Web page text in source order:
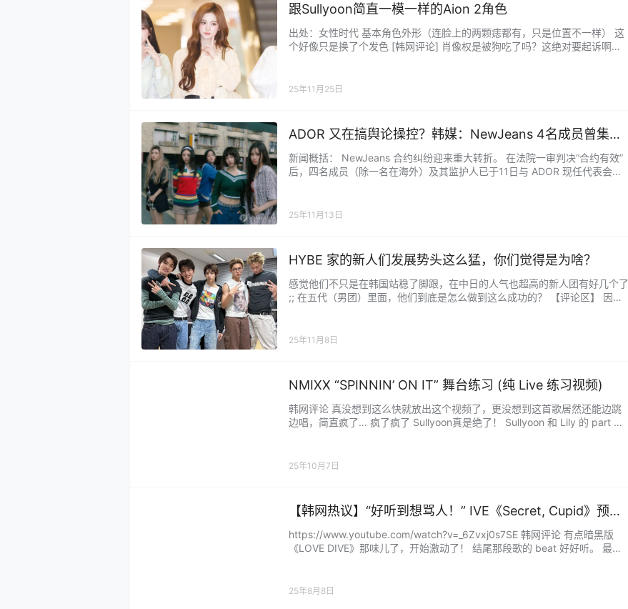
跟Sullyoon简直一模一样的Aion 2角色
出处：女性时代 基本角色外形（连脸上的两颗痣都有，只是位置不一样） 这
个好像只是换了个发色 [韩网评论] 肖像权是被狗吃了吗？这绝对要起诉啊。
衣服在那咯咯笑，好恶心，JYP不能起诉吗？ 我只试过Aion的捏脸，真的超
25年11月25日
ADOR 又在搞舆论操控？韩媒：NewJeans 4名成员曾集体
会谈，公司却只官宣2人回归
新闻概括： NewJeans 合约纠纷迎来重大转折。 在法院一审判决“合约有效”
后，四名成员（除一名在海外）及其监护人已于11日与 ADOR 现任代表会
司回应，在稍后自行通过媒体发表了回归声明。值得注意的是，ADO…...
25年11月13日
HYBE 家的新人们发展势头这么猛，你们觉得是为啥？
感觉他们不只是在韩国站稳了脚跟，在中日的人气也超高的新人团有好几个了
;; 在五代（男团）里面，他们到底是怎么做到这么成功的？ 【评论区】 因为
气？那不都是防弹打下的江山吗。 红利、病毒式营销、油管广告… 感觉现在
25年11月8日
NMIXX “SPINNIN’ ON IT” 舞台练习 (纯 Live 练习视频)
韩网评论 真没想到这么快就放出这个视频了，更没想到这首歌居然还能边跳
边唱，简直疯了… 疯了疯了 Sullyoon真是绝了！ Sullyoon 和 Lily 的 part 也
Sullyoon 和 Lily 的 part 到底是怎么唱上去的啊？！ 哦？我还以…...
25年10月7日
【韩网热议】“好听到想骂人！” IVE《Secret, Cupid》预告
片
https://www.youtube.com/watch?v=_6Zvxj0s7SE 韩网评论 有点暗黑版
《LOVE DIVE》那味儿了，开始激动了！ 结尾那段歌的 beat 好好听。 最后
诶。 这波是疯了，真的。 哇，不过 Liz也太美了吧。 不是，颜值在线…...
25年8月8日